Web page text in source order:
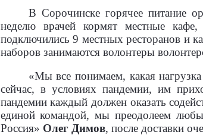
В Сорочинске горячее питание
неделю врачей кормят местные
подключились 9 местных ресторанов и
наборов занимаются волонтеры
«Мы все понимаем, какая
сейчас, в условиях пандемии, им
пандемии каждый должен оказать
единой командой, мы преодолеем
Россия» Олег Димов, после доставки